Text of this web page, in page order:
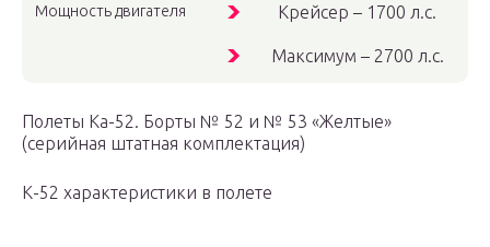
Мощность двигателя Крейсер – 1700 л.с.
Максимум – 2700 л.с.
Полеты Ка-52. Борты № 52 и № 53 «Желтые»
(серийная штатная комплектация)
К-52 характеристики в полете